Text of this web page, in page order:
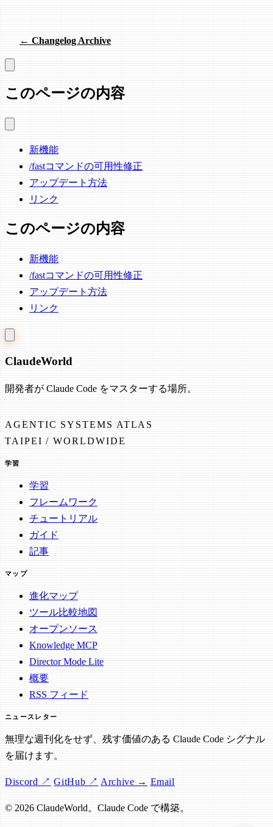
← Changelog Archive
このページの内容
新機能
/fastコマンドの可用性修正
アップデート方法
リンク
このページの内容
新機能
/fastコマンドの可用性修正
アップデート方法
リンク
ClaudeWorld
開発者が Claude Code をマスターする場所。
AGENTIC SYSTEMS ATLAS
TAIPEI / WORLDWIDE
学習
学習
フレームワーク
チュートリアル
ガイド
記事
マップ
進化マップ
ツール比較地図
オープンソース
Knowledge MCP
Director Mode Lite
概要
RSS フィード
ニュースレター
無理な週刊化をせず、残す価値のある Claude Code シグナル
を届けます。
Discord ↗ GitHub ↗ Archive → Email
© 2026 ClaudeWorld。Claude Code で構築。